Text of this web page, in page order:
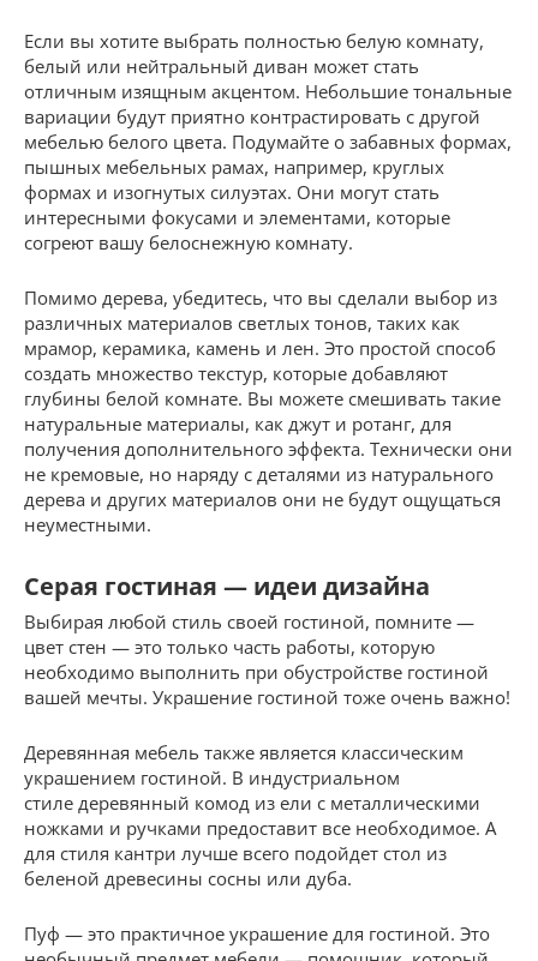
Если вы хотите выбрать полностью белую комнату,
белый или нейтральный диван может стать
отличным изящным акцентом. Небольшие тональные
вариации будут приятно контрастировать с другой
мебелью белого цвета. Подумайте о забавных формах,
пышных мебельных рамах, например, круглых
формах и изогнутых силуэтах. Они могут стать
интересными фокусами и элементами, которые
согреют вашу белоснежную комнату.
Помимо дерева, убедитесь, что вы сделали выбор из
различных материалов светлых тонов, таких как
мрамор, керамика, камень и лен. Это простой способ
создать множество текстур, которые добавляют
глубины белой комнате. Вы можете смешивать такие
натуральные материалы, как джут и ротанг, для
получения дополнительного эффекта. Технически они
не кремовые, но наряду с деталями из натурального
дерева и других материалов они не будут ощущаться
неуместными.
Серая гостиная — идеи дизайна
Выбирая любой стиль своей гостиной, помните —
цвет стен — это только часть работы, которую
необходимо выполнить при обустройстве гостиной
вашей мечты. Украшение гостиной тоже очень важно!
Деревянная мебель также является классическим
украшением гостиной. В индустриальном
стиле деревянный комод из ели с металлическими
ножками и ручками предоставит все необходимое. А
для стиля кантри лучше всего подойдет стол из
беленой древесины сосны или дуба.
Пуф — это практичное украшение для гостиной. Это